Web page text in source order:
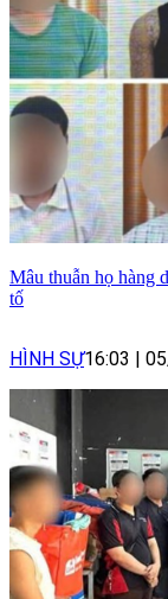
Mâu thuẫn họ hàng
tố
HÌNH SỰ16:03